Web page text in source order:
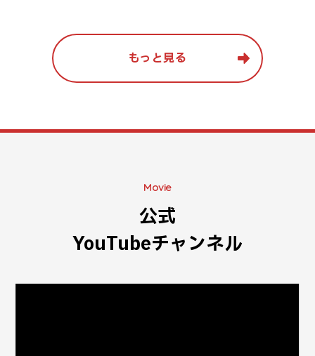
もっと見る
Movie
公式
YouTubeチャンネル